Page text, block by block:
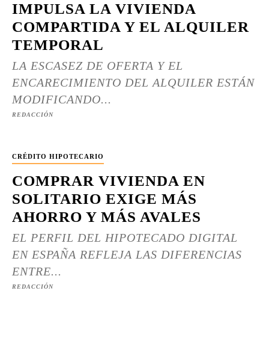
IMPULSA LA VIVIENDA
COMPARTIDA Y EL ALQUILER
TEMPORAL
LA ESCASEZ DE OFERTA Y EL
ENCARECIMIENTO DEL ALQUILER ESTÁN
MODIFICANDO...
REDACCIÓN
CRÉDITO HIPOTECARIO
COMPRAR VIVIENDA EN
SOLITARIO EXIGE MÁS
AHORRO Y MÁS AVALES
EL PERFIL DEL HIPOTECADO DIGITAL
EN ESPAÑA REFLEJA LAS DIFERENCIAS
ENTRE...
REDACCIÓN